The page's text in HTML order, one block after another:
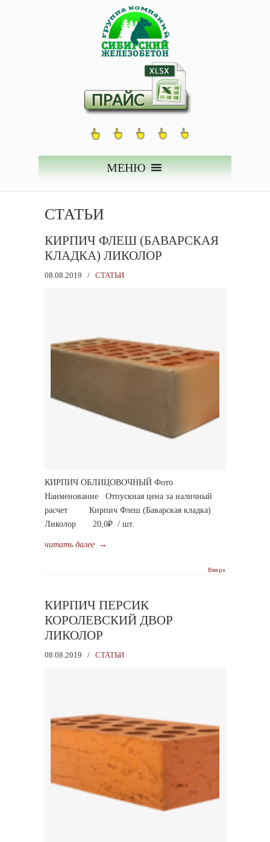
МЕНЮ
СТАТЬИ
КИРПИЧ ФЛЕШ (БАВАРСКАЯ
КЛАДКА) ЛИКОЛОР
08.08.2019 / СТАТЬИ
КИРПИЧ ОБЛИЦОВОЧНЫЙ Фото
Наименование Отпускная цена за наличный
расчет Кирпич Флеш (Баварская кладка)
Ликолор 20,0₽ / шт.
читать далее →
Вверх
КИРПИЧ ПЕРСИК
КОРОЛЕВСКИЙ ДВОР
ЛИКОЛОР
08.08.2019 / СТАТЬИ